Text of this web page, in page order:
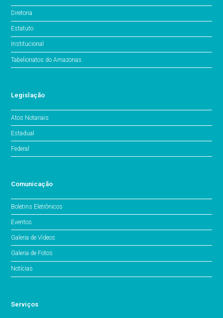
Diretoria
Estatuto
Institucional
Tabelionatos do Amazonas
Legislação
Atos Notariais
Estadual
Federal
Comunicação
Boletins Eletrônicos
Eventos
Galeria de Vídeos
Galeria de Fotos
Notícias
Serviços